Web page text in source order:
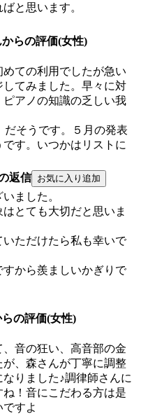
と思います。
からの評価(女性)
ての利用でしたが急い
てみました。早々に対
アノの知識の乏しい我
だそうです。５月の発表
す。いつかはリストに
返信
ました。
とても大切だと思いま
ただけたら私も幸いで
から羨ましいかぎりで
らの評価(女性)
音の狂い、高音部の金
、森さんが丁寧に調整
りました♪調律師さんに
！音にこだわる方は是
すよ